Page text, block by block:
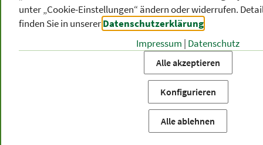
KATEGORIEN
THEMEN-
BEREICHE
Startseite Produktkategorien
Meersalz Nasen-Spray 20 ml
unter „Cookie-Einstellungen“ ändern oder widerrufen.
finden Sie in unsererDatenschutzerklärung
Impressum | Datenschutz
Alle akzeptieren
Konfigurieren
Alle ablehnen